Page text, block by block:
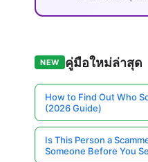
NEW คู่มือใหม่ล่าสุด
How to Find Out Who
(2026 Guide)
Is This Person a
Someone Before You